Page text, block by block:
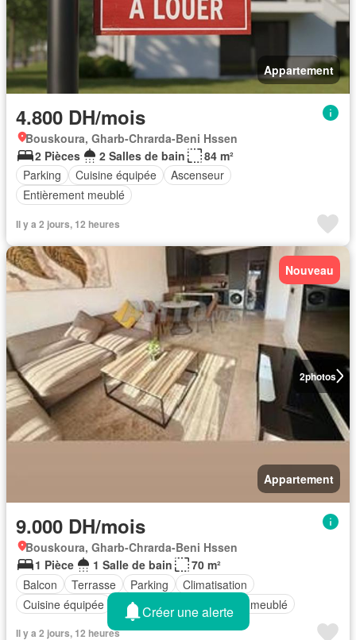
Appartement
4.800 DH/mois
Bouskoura, Gharb-Chrarda-Beni Hssen
2 Pièces
2 Salles de bain
84 m²
Parking
Cuisine équipée
Ascenseur
Entièrement meublé
Il y a 2 jours, 12 heures
2photos
Nouveau
Appartement
9.000 DH/mois
Bouskoura, Gharb-Chrarda-Beni Hssen
1 Pièce
1 Salle de bain
70 m²
Balcon
Terrasse Parking
Climatisation
Cuisine équipée
Ascenseur Entièrement meublé
Il y a 2 jours, 12 heures
Créer une alerte